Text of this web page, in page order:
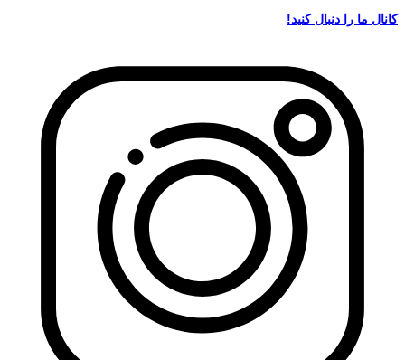
کانال ما را دنبال کنید!